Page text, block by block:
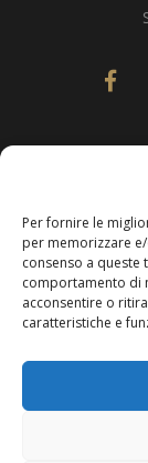
Per fornire le
per memorizzare
consenso a
comportamento di
acconsentire o
caratteristiche e
Produzione Web
Copyright ©
Affittacamere -